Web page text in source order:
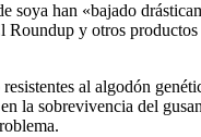
han «bajado
y otros
al algodón
la sobrevivencia del